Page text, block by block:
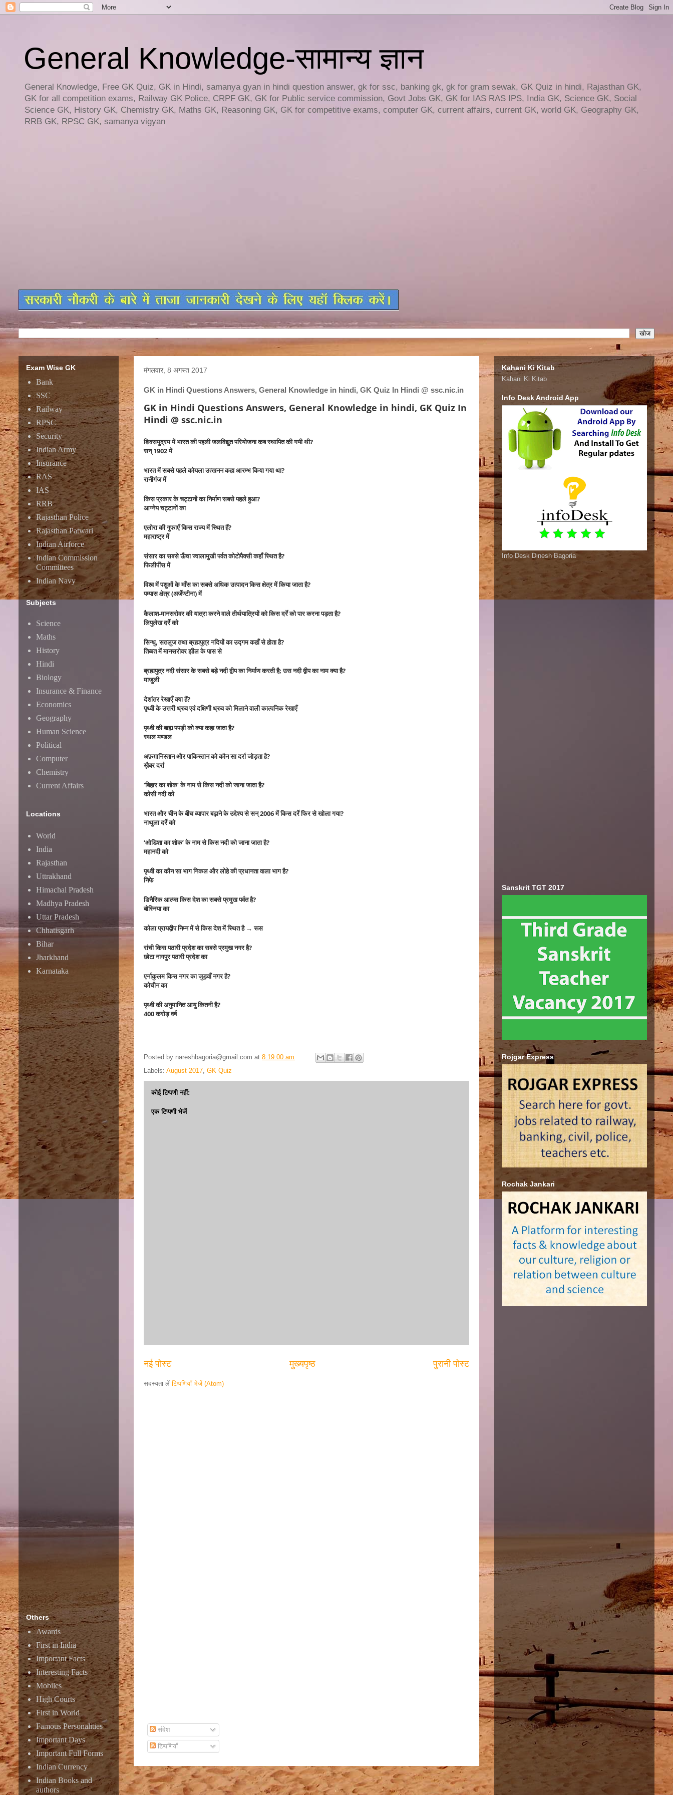
General Knowledge-सामान्य ज्ञान
General Knowledge, Free GK Quiz, GK in Hindi, samanya gyan in hindi question answer, gk for ssc, banking gk, gk for gram sewak, GK Quiz in hindi, Rajasthan GK,
GK for all competition exams, Railway GK Police, CRPF GK, GK for Public service commission, Govt Jobs GK, GK for IAS RAS IPS, India GK, Science GK, Social
Science GK, History GK, Chemistry GK, Maths GK, Reasoning GK, GK for competitive exams, computer GK, current affairs, current GK, world GK, Geography GK,
RRB GK, RPSC GK, samanya vigyan
मंगलवार, 8 अगस्त 2017
GK in Hindi Questions Answers, General Knowledge in hindi, GK Quiz In Hindi @ ssc.nic.in
GK in Hindi Questions Answers, General Knowledge in hindi, GK Quiz In
Hindi @ ssc.nic.in
शिवसमुद्रम में भारत की पहली जलविद्युत परियोजना कब स्थापित की गयी थी?
सन् 1902 में
भारत में सबसे पहले कोयला उत्खनन कहा आरम्भ किया गया था?
रानीगंज में
किस प्रकार के चट्टानों का निर्माण सबसे पहले हुआ?
आग्नेय चट्टानों का
एलोरा की गुफाएँ किस राज्य में स्थित हैं?
महाराष्ट्र में
संसार का सबसे ऊँचा ज्वालामुखी पर्वत कोटोपैक्सी कहाँ स्थित है?
फिलीपींस में
विश्व में पशुओं के माँस का सबसे अधिक उत्पादन किस क्षेत्र में किया जाता है?
पम्पास क्षेत्र (अर्जेण्टीना) में
कैलाश-मानसरोवर की यात्रा करने वाले तीर्थयात्रियों को किस दर्रे को पार करना पड़ता है?
लिपुलेख दर्रे को
सिन्धु, सतलुज तथा ब्रह्मपुत्र नदियों का उद्गम कहाँ से होता है?
तिब्बत में मानसरोवर झील के पास से
ब्रह्मपुत्र नदी संसार के सबसे बड़े नदी द्वीप का निर्माण करती है; उस नदी द्वीप का नाम क्या है?
माजुली
देशांतर रेखाएँ क्या हैं?
पृथ्वी के उत्तरी ध्रुव एवं दक्षिणी ध्रुव को मिलाने वाली काल्पनिक रेखाएँ
पृथ्वी की बाह्य पपड़ी को क्या कहा जाता है?
स्थल मण्डल
अफ़ग़ानिस्तान और पाकिस्तान को कौन सा दर्रा जोड़ता है?
ख़ैबर दर्रा
‘बिहार का शोक’ के नाम से किस नदी को जाना जाता है?
कोसी नदी को
भारत और चीन के बीच व्यापार बढ़ाने के उद्देश्य से सन् 2006 में किस दर्रे फिर से खोला गया?
नाथुला दर्रे को
‘ओडिशा का शोक’ के नाम से किस नदी को जाना जाता है?
महानदी को
पृथ्वी का कौन सा भाग निकल और लोहे की प्रधानता वाला भाग है?
निफे
डिनैरिक आल्प्स किस देश का सबसे प्रमुख पर्वत है?
बोस्निया का
कोला प्रायद्वीप निम्न में से किस देश में स्थित है → रूस
रांची किस पठारी प्रदेश का सबसे प्रमुख नगर है?
छोटा नागपुर पठारी प्रदेश का
एर्नाकुलम किस नगर का जुड़वाँ नगर है?
कोचीन का
पृथ्वी की अनुमानित आयु कितनी है?
400 करोड़ वर्ष
Posted by nareshbagoria@gmail.com at 8:19:00 am
Labels: August 2017, GK Quiz
कोई टिप्पणी नहीं:
एक टिप्पणी भेजें
नई पोस्ट पुरानी पोस्ट
मुख्यपृष्ठ
सदस्यता लेंटिप्पणियाँ भेजें (Atom)
संदेश
टिप्पणियाँ
Exam Wise GK
Bank
SSC
Railway
RPSC
Security
Indian Army
Insurance
RAS
IAS
RRB
Rajasthan Police
Rajasthan Patwari
Indian Airforce
Indian Commission
Committees
Indian Navy
Subjects
Science
Maths
History
Hindi
Biology
Insurance & Finance
Economics
Geography
Human Science
Political
Computer
Chemistry
Current Affairs
Locations
World
India
Rajasthan
Uttrakhand
Himachal Pradesh
Madhya Pradesh
Uttar Pradesh
Chhatisgarh
Bihar
Jharkhand
Karnataka
Others
Awards
First in India
Important Facts
Interesting Facts
Mobiles
High Courts
First in World
Famous Personalities
Important Days
Important Full Forms
Indian Currency
Indian Books and
authors
Kahani Ki Kitab
Kahani Ki Kitab
Info Desk Android App
Info Desk Dinesh Bagoria
Sanskrit TGT 2017
Rojgar Express
Rochak Jankari